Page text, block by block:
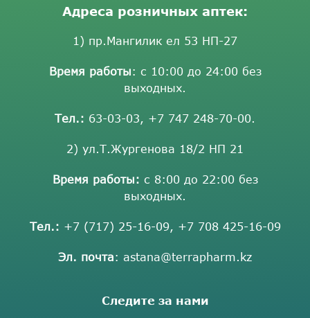
Адреса розничных аптек:
1) пр.Мангилик ел 53 НП-27
Время работы: с 10:00 до 24:00 без
выходных.
Тел.: 63-03-03, +7 747 248-70-00.
2) ул.Т.Жургенова 18/2 НП 21
Время работы: с 8:00 до 22:00 без
выходных.
Тел.: +7 (717) 25-16-09, +7 708 425-16-09
Эл. почта: astana@terrapharm.kz
Следите за нами